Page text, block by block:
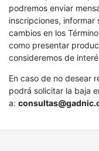
podremos enviar
inscripciones,
cambios en los
como presentar
consideremos de
En caso de no desear
podrá solicitar la baja
a: